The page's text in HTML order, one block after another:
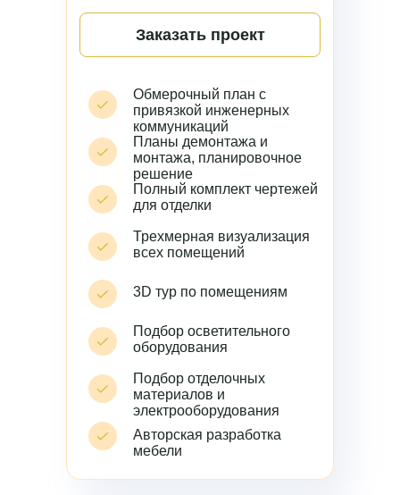
Обмерочный план с
привязкой инженерных
коммуникаций
Планы демонтажа и
монтажа, планировочное
решение
Полный комплект чертежей
для отделки
Трехмерная визуализация
всех помещений
3D тур по помещениям
Подбор осветительного
оборудования
Подбор отделочных
материалов и
электрооборудования
Авторская разработка
мебели
Заказать проект